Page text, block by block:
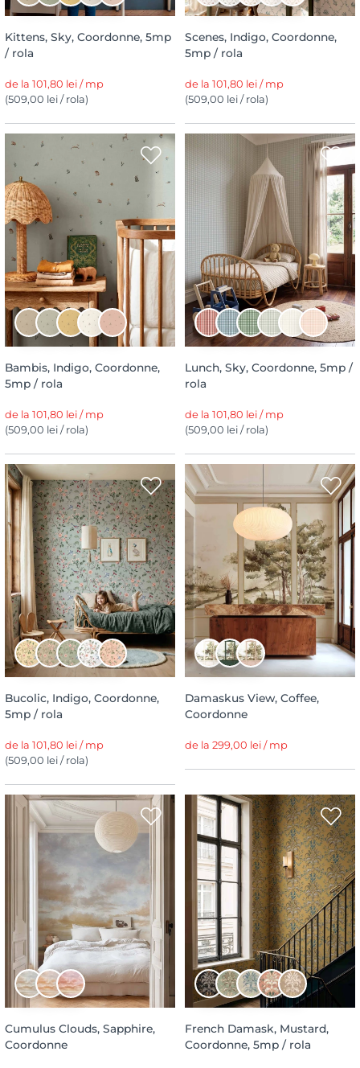
Kittens, Sky, Coordonne, 5mp
/ rola
de la 101,80 lei / mp
(509,00 lei / rola)
Scenes, Indigo, Coordonne,
5mp / rola
de la 101,80 lei / mp
(509,00 lei / rola)
Bambis, Indigo, Coordonne,
5mp / rola
de la 101,80 lei / mp
(509,00 lei / rola)
Lunch, Sky, Coordonne, 5mp /
rola
de la 101,80 lei / mp
(509,00 lei / rola)
Bucolic, Indigo, Coordonne,
5mp / rola
de la 101,80 lei / mp
(509,00 lei / rola)
Damaskus View, Coffee,
Coordonne
de la 299,00 lei / mp
Cumulus Clouds, Sapphire,
Coordonne
French Damask, Mustard,
Coordonne, 5mp / rola